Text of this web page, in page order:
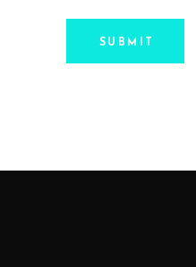
SUBMIT